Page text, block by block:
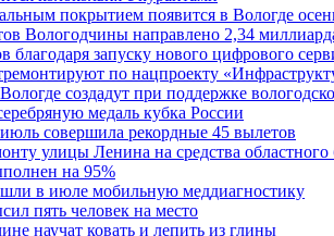
покрытием появится в Вологде
Вологодчины направлено 2,34
благодаря запуску нового цифрового
по нацпроекту
создадут при поддержке
медаль кубка России
совершила рекордные 45 вылетов
улицы Ленина на средства областного
на 95%
в июле мобильную меддиагностику
пять человек на место
научат ковать и лепить из глины